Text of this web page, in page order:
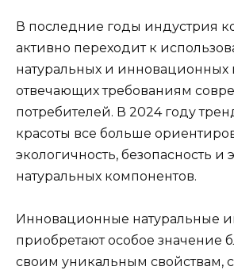
В последние годы индустрия
активно переходит к
натуральных и инновационных
отвечающих требованиям
потребителей. В 2024 году
красоты все больше
экологичность, безопасность и
натуральных компонентов.
Инновационные натуральные
приобретают особое значение
своим уникальным свойствам,